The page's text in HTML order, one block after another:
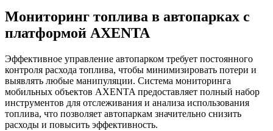
Мониторинг топлива в автопарках с
платформой AXENTA
Эффективное управление автопарком требует постоянного
контроля расхода топлива, чтобы минимизировать потери и
выявлять любые манипуляции. Система мониторинга
мобильных объектов AXENTA предоставляет полный набор
инструментов для отслеживания и анализа использования
топлива, что позволяет автопаркам значительно снизить
расходы и повысить эффективность.